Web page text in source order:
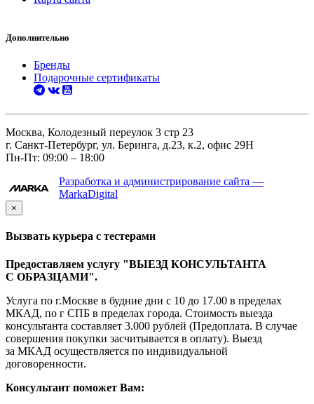
Дополнительно
Бренды
Подарочные сертификаты
Москва, Колодезный переулок 3 стр 23
г. Санкт-Петербург, ул. Беринга, д.23, к.2, офис 29Н
Пн-Пт: 09:00 – 18:00
Разработка и администрирование сайта —
MarkaDigital
×
Вызвать курьера с тестерами
Предоставляем услугу "ВЫЕЗД КОНСУЛЬТАНТА
С ОБРАЗЦАМИ".
Услуга по г.Москве в будние дни с 10 до 17.00 в пределах
МКАД, по г СПБ в пределах города. Стоимость выезда
консультанта составляет 3.000 рублей (Предоплата. В случае
совершения покупки засчитывается в оплату). Выезд
за МКАД осуществляется по индивидуальной
договоренности.
Консультант поможет Вам: